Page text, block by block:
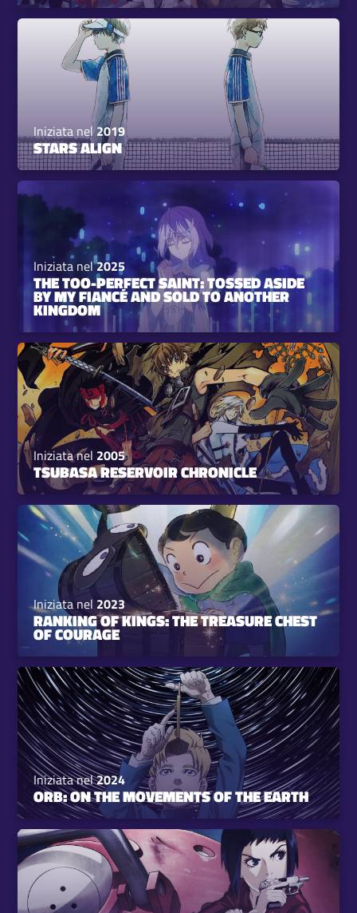
Iniziata nel2019
STARS ALIGN
Iniziata nel2025
THE TOO-PERFECT SAINT: TOSSED ASIDE
BY MY FIANCÉ AND SOLD TO ANOTHER
KINGDOM
Iniziata nel 2005
TSUBASA RESERVOIR CHRONICLE
Iniziata nel2023
RANKING OF KINGS: THE TREASURE CHEST
OF COURAGE
Iniziata nel2024
ORB: ON THE MOVEMENTS OF THE EARTH